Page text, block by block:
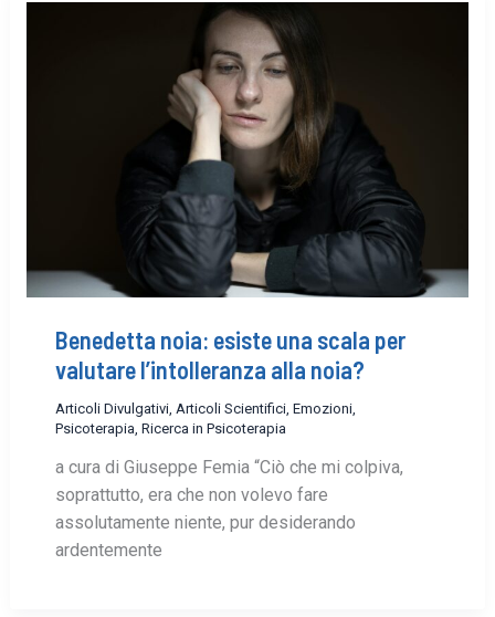
Benedetta noia: esiste una scala per
valutare l’intolleranza alla noia?
Articoli Divulgativi, Articoli Scientifici, Emozioni,
Psicoterapia, Ricerca in Psicoterapia
a cura di Giuseppe Femia “Ciò che mi colpiva,
soprattutto, era che non volevo fare
assolutamente niente, pur desiderando
ardentemente